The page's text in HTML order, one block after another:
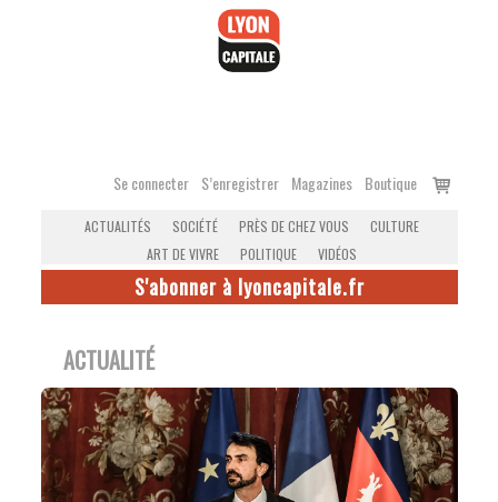
Se connecter S’enregistrer Magazines Boutique
Voir
ACTUALITÉS SOCIÉTÉ PRÈS DE CHEZ VOUS
CULTURE
ART DE VIVRE
POLITIQUE VIDÉOS
S'abonner à lyoncapitale.fr
ACTUALITÉ